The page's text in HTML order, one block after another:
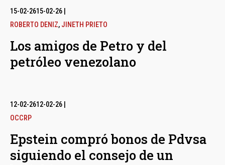
15-02-2615-02-26
ROBERTO DENIZ, JINETH PRIETO
Los amigos de Petro y del
petróleo venezolano
12-02-2612-02-26
OCCRP
Epstein compró bonos de Pdvsa
siguiendo el consejo de un